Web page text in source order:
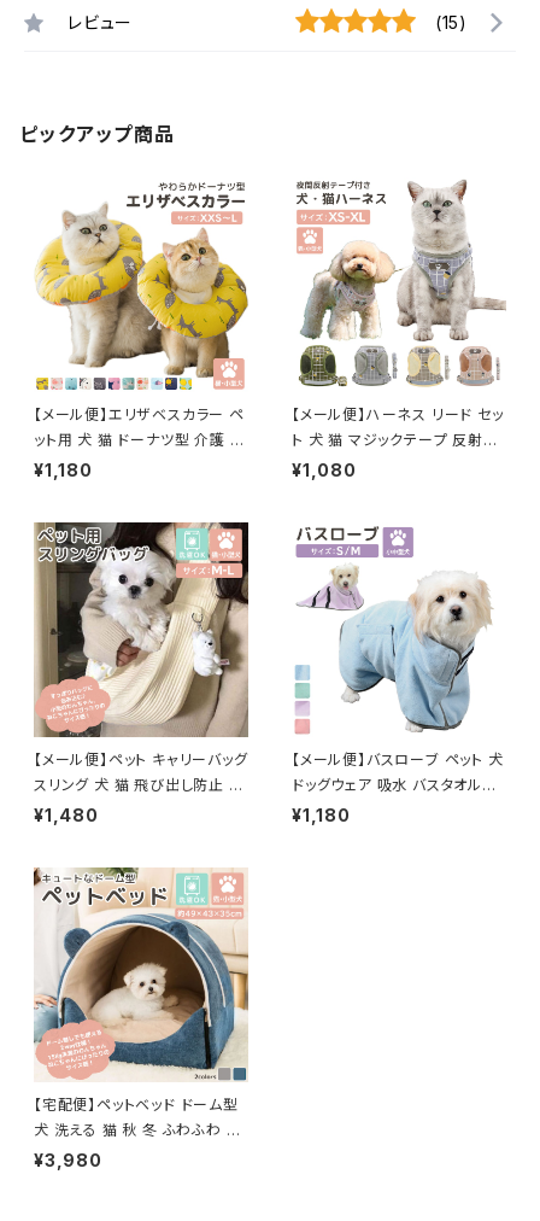
レビュー (15)
ピックアップ商品
【メール便】エリザベスカラー ペ
ット用 犬 猫 ドーナツ型 介護 ク
ッション ネッカー／pets084
¥1,180
【メール便】ハーネス リード セッ
ト 犬 猫 マジックテープ 反射テ
ープ付き サイズ調整可能／pet
¥1,080
【メール便】ペット キャリーバッグ
スリング 犬 猫 飛び出し防止 抱
っこひも／pets059
¥1,480
【メール便】バスローブ ペット 犬
ドッグウェア 吸水 バスタオル／
pets025
¥1,180
【宅配便】ペットベッド ドーム型
犬 洗える 猫 秋 冬 ふわふわ ／
pets006
¥3,980